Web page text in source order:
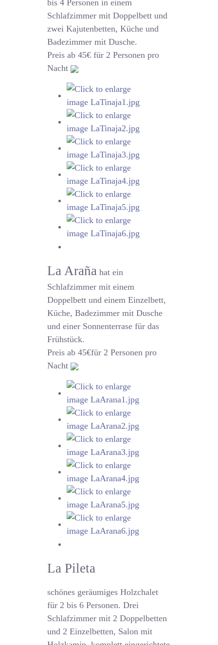
bis 4 Personen in einem
Schlafzimmer mit Doppelbett und
zwei Kajutenbetten, Küche und
Badezimmer mit Dusche.
Preis ab 45€ für 2 Personen pro
Nacht
La Araña hat ein
Schlafzimmer mit einem
Doppelbett und einem Einzelbett,
Küche, Badezimmer mit Dusche
und einer Sonnenterrase für das
Frühstück.
Preis ab 45€für 2 Personen pro
Nacht
La Pileta
schönes geräumiges Holzchalet
für 2 bis 6 Personen. Drei
Schlafzimmer mit 2 Doppelbetten
und 2 Einzelbetten, Salon mit